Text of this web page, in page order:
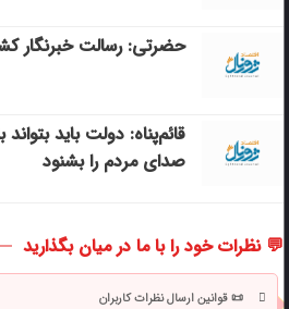
حضرتی: رسالت خبرنگار
قائم‌پناه: دولت باید
صدای مردم را بشنود
💬 نظرات خود را با ما در میان بگذارید
📜 قوانین ارسال نظرات کاربران